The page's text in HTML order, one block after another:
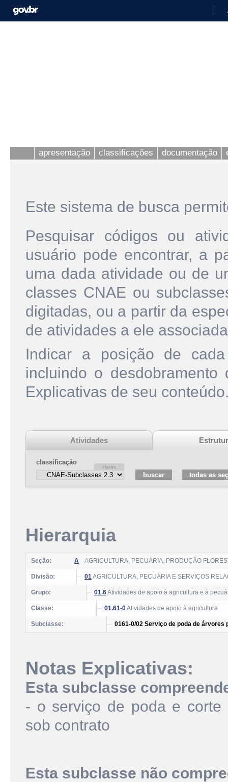
apresentação classificações documentação
Este sistema de busca
Pesquisar códigos ou
usuário pode encontrar, a
uma dada atividade ou de
classes CNAE ou
digitadas, ou a partir da
de atividades a ele
Indicar a posição de
incluindo o
Explicativas de seu
Atividades
classificação
Hierarquia
Seção: A AGRICULTURA, PECUÁRIA, PRODUÇÃO
Divisão: 01AGRICULTURA, PECUÁRIA E SERVIÇOS
Grupo: 01.6Atividades de apoio à agricultura e à
Classe: 01.61-0Atividades de apoio à agricultura
Subclasse: 0161-0/02 Serviço de poda de árvores
Notas Explicativas:
Esta subclasse
- o serviço de poda e corte
sob contrato
Esta subclasse não